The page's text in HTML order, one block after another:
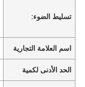
تسليط الضوء:
اسم العلامة التجارية
الحد الأدنى لكمية